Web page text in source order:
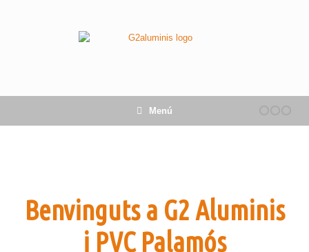
Menú
Benvinguts a G2 Aluminis
i PVC Palamós